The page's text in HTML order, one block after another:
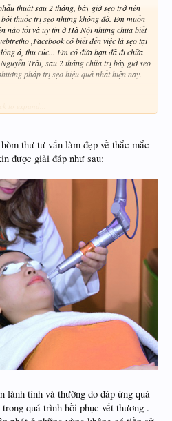
thuật sau 2 tháng, bây giờ sẹo trở nên
thuốc trị sẹo nhưng không đỡ. Em muốn
nào tốt và uy tín ở Hà Nội nhưng chưa biết
,Facebook có biết đến việc là sẹo tại
á, thu cúc... Em có đứa bạn đã đi chữa
Trãi, sau 2 tháng chữa trị bây giờ sẹo
pháp trị sẹo hiệu quả nhất hiện nay.
thư tư vấn làm đẹp về thắc mắc
được giải đáp như sau:
lành tính và thường do đáp ứng quá
quá trình hồi phục vết thương .